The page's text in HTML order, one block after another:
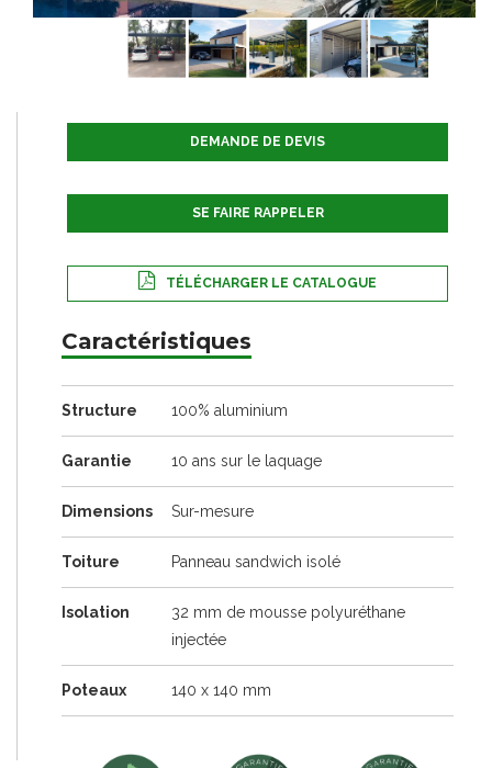
DEMANDE DE DEVIS
SE FAIRE RAPPELER
TÉLÉCHARGER LE CATALOGUE
Caractéristiques
Structure 100% aluminium
Garantie 10 ans sur le laquage
Dimensions Sur-mesure
Toiture Panneau sandwich isolé
Isolation
32 mm de mousse polyuréthane
injectée
Poteaux 140 x 140 mm